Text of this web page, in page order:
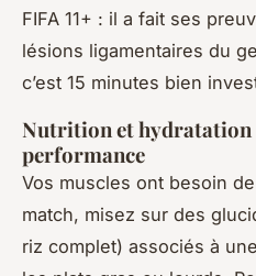
FIFA 11+ : il a fait ses
lésions ligamentaires du
c’est 15 minutes bien
Nutrition et hydratation
performance
Vos muscles ont besoin
match, misez sur des
riz complet) associés à